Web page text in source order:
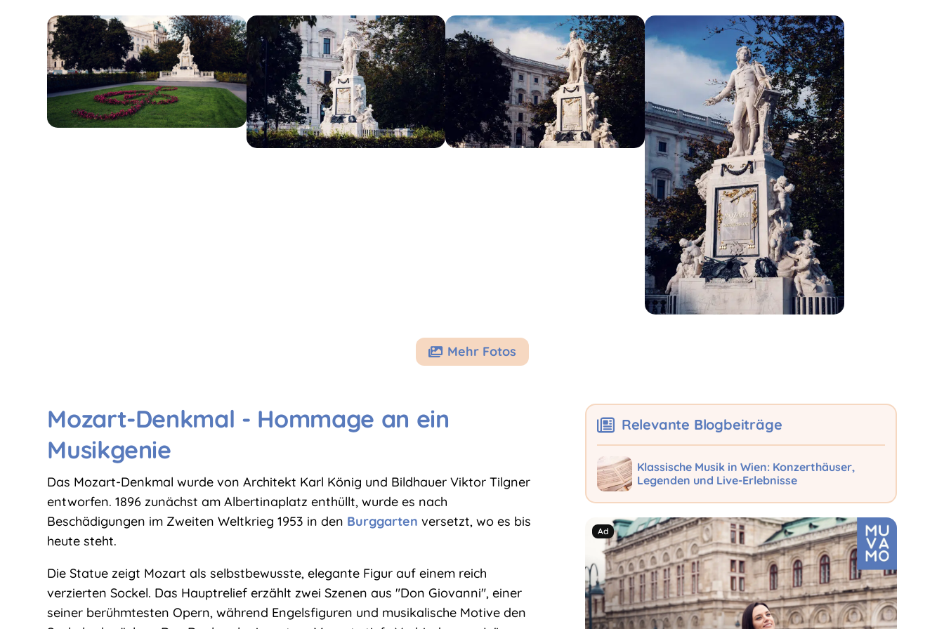
 Mehr Fotos
Mozart-Denkmal - Hommage an ein
Musikgenie
Das Mozart-Denkmal wurde von Architekt Karl König und Bildhauer Viktor Tilgner
entworfen. 1896 zunächst am Albertinaplatz enthüllt, wurde es nach
Beschädigungen im Zweiten Weltkrieg 1953 in den Burggarten versetzt, wo es bis
heute steht.
Die Statue zeigt Mozart als selbstbewusste, elegante Figur auf einem reich
verzierten Sockel. Das Hauptrelief erzählt zwei Szenen aus "Don Giovanni", einer
seiner berühmtesten Opern, während Engelsfiguren und musikalische Motive den
Relevante Blogbeiträge
Klassische Musik in Wien: Konzerthäuser,
Legenden und Live-Erlebnisse